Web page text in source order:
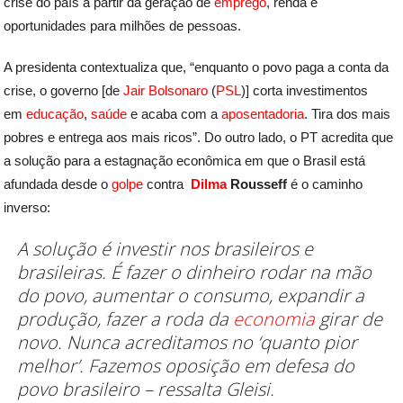
oportunidades para milhões de pessoas.
A presidenta contextualiza que, “enquanto o povo paga a conta da
crise, o governo [deJair Bolsonaro (PSL)] corta investimentos
emeducação,saúde e acaba com aaposentadoria. Tira dos mais
pobres e entrega aos mais ricos”. Do outro lado, o PT acredita que
a solução para a estagnação econômica em que o Brasil está
afundada desde ogolpe contra DilmaRousseffé o caminho
inverso:
A solução é investir nos brasileiros e
brasileiras. É fazer o dinheiro rodar na mão
do povo, aumentar o consumo, expandir a
produção, fazer a roda da economia girar de
novo. Nunca acreditamos no ‘quanto pior
melhor’. Fazemos oposição em defesa do
povo brasileiro – ressalta Gleisi.